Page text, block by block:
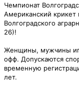
Чемпионат
Американский крикет
Волгоградского
26)!
Женщины, мужчины
офф. Допускаются
временную
лет.